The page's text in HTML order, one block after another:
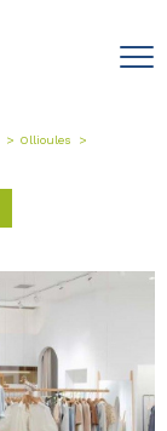
Ollioules